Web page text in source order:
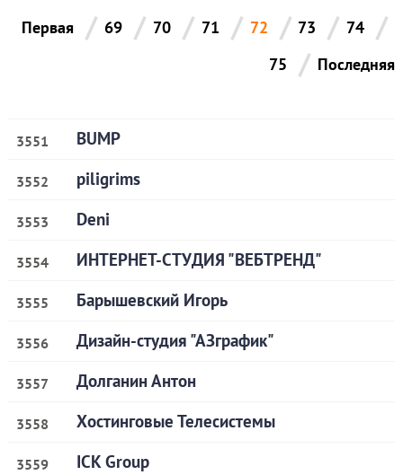
Первая / 69 / 70 / 71 / 72 / 73 / 74 /
75 / Последняя
3551 BUMP
3552 piligrims
3553 Deni
3554 ИНТЕРНЕТ-СТУДИЯ "ВЕБТРЕНД"
3555 Барышевский Игорь
3556 Дизайн-студия "АЗграфик"
3557 Долганин Антон
3558 Хостинговые Телесистемы
3559 ICK Group